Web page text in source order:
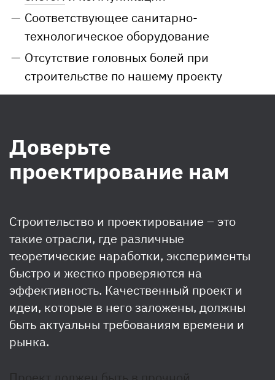
Соответствующее санитарно-
технологическое оборудование
Отсутствие головных болей при
строительстве по нашему проекту
Доверьте
проектирование нам
Строительство и проектирование – это
такие отрасли, где различные
теоретические наработки, эксперименты
быстро и жестко проверяются на
эффективность. Качественный проект и
идеи, которые в него заложены, должны
быть актуальны требованиям времени и
рынка.